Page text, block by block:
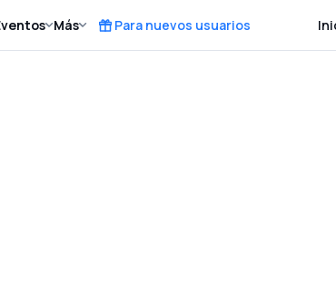
Más Para nuevos usuarios